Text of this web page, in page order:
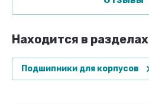
Находится в разделах
Подшипники для корпусов